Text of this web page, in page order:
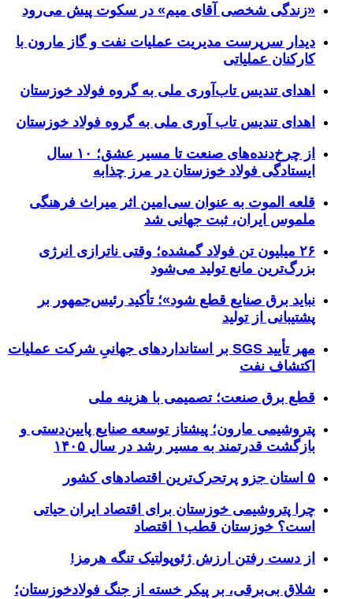
«زندگی شخصی آقای میم» در سکوت پیش می‌رود
دیدار سرپرست مدیریت عملیات نفت و گاز مارون با
کارکنان عملیاتی
اهدای تندیس تاب‌آوری ملی به گروه فولاد خوزستان
اهدای تندیس تاب آوری ملی به گروه فولاد خوزستان
از چرخ‌دنده‌های صنعت تا مسیر عشق؛ ۱۰ سال
ایستادگی فولاد خوزستان در مرز چذابه
قلعه الموت به عنوان سی‌امین اثر میراث‌ فرهنگی
ملموس ایران، ثبت جهانی شد
۲۶ میلیون تن فولاد گمشده؛ وقتی ناترازی انرژی
بزرگ‌ترین مانع تولید می‌شود
نباید برق صنایع قطع شود»؛ تأکید رئیس‌جمهور بر
پشتیبانی از تولید
مهر تأیید SGS بر استانداردهای جهانیِ شرکت عملیات
اکتشاف نفت
قطع برق صنعت؛ تصمیمی با هزینه ملی
پتروشیمی مارون؛ پیشتاز توسعه صنایع پایین‌دستی و
بازگشت قدرتمند به مسیر رشد در سال ۱۴۰۵
۵ استان جزو پرتحرک‌ترین اقتصاد‌های کشور
چرا پتروشیمی خوزستان برای اقتصاد ایران حیاتی
است؟ خوزستان قطب۱ اقتصاد
از دست رفتن ارزش ژئوپولتیک تنگه هرمز!
شلاق‌ بی‌برقی، بر پیکر خسته‌ از جنگ فولادخوزستان؛